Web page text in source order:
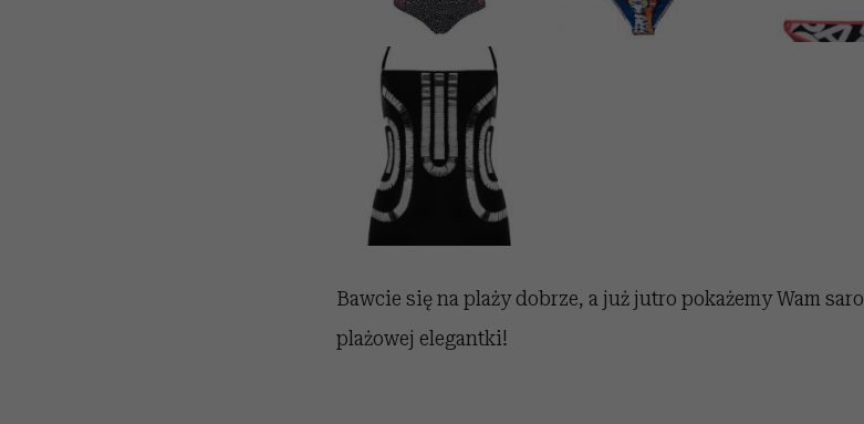
Bawcie się na plaży dobrze, a już jutro pokażemy Wam
plażowej elegantki!